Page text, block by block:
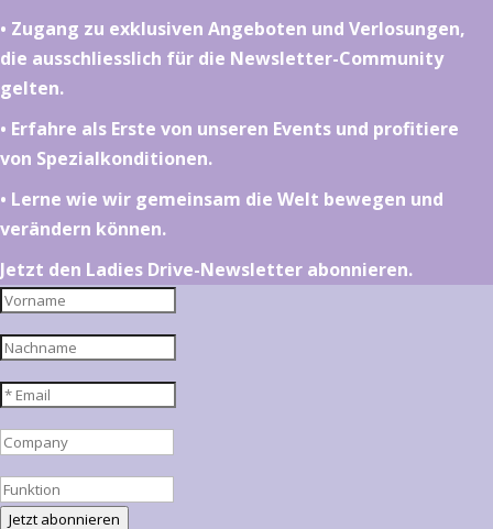
•⁠ ⁠⁠Zugang zu exklusiven Angeboten und Verlosungen,
die ausschliesslich für die Newsletter-Community
gelten.
•⁠ ⁠⁠Erfahre als Erste von unseren Events und profitiere
von Spezialkonditionen.
•⁠ ⁠⁠Lerne wie wir gemeinsam die Welt bewegen und
verändern können.
Jetzt den Ladies Drive-Newsletter abonnieren.
Jetzt abonnieren